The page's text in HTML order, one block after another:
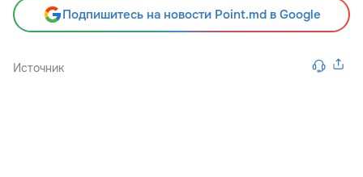
Подпишитесь на новости Point.md в Google
Источник